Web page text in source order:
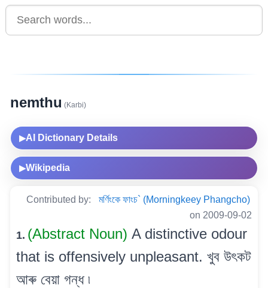
nemthu (Karbi)
▶AI Dictionary Details
▶Wikipedia
Contributed by:
মৰ্ণিংকে ফাংচ` (Morningkeey Phangcho)
on 2009-09-02
1. (Abstract Noun) A distinctive odour
that is offensively unpleasant. খুব উৎকট
আৰু বেয়া গন্ধ ৷